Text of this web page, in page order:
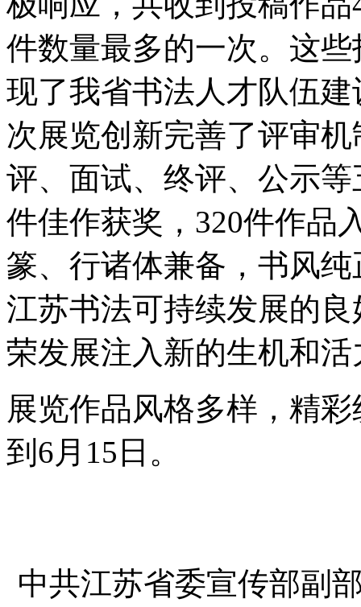
件数量最多的一次。这
现了我省书法人才队伍
次展览创新完善了评审
评、面试、终评、公示
件佳作获奖，320件作品
篆、行诸体兼备，书风
江苏书法可持续发展的
荣发展注入新的生机和活
展览作品风格多样，精
到6月15日。
中共江苏省委宣传部副